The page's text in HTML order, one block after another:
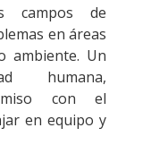
campos de
en áreas
ambiente. Un
humana,
con el
en equipo y